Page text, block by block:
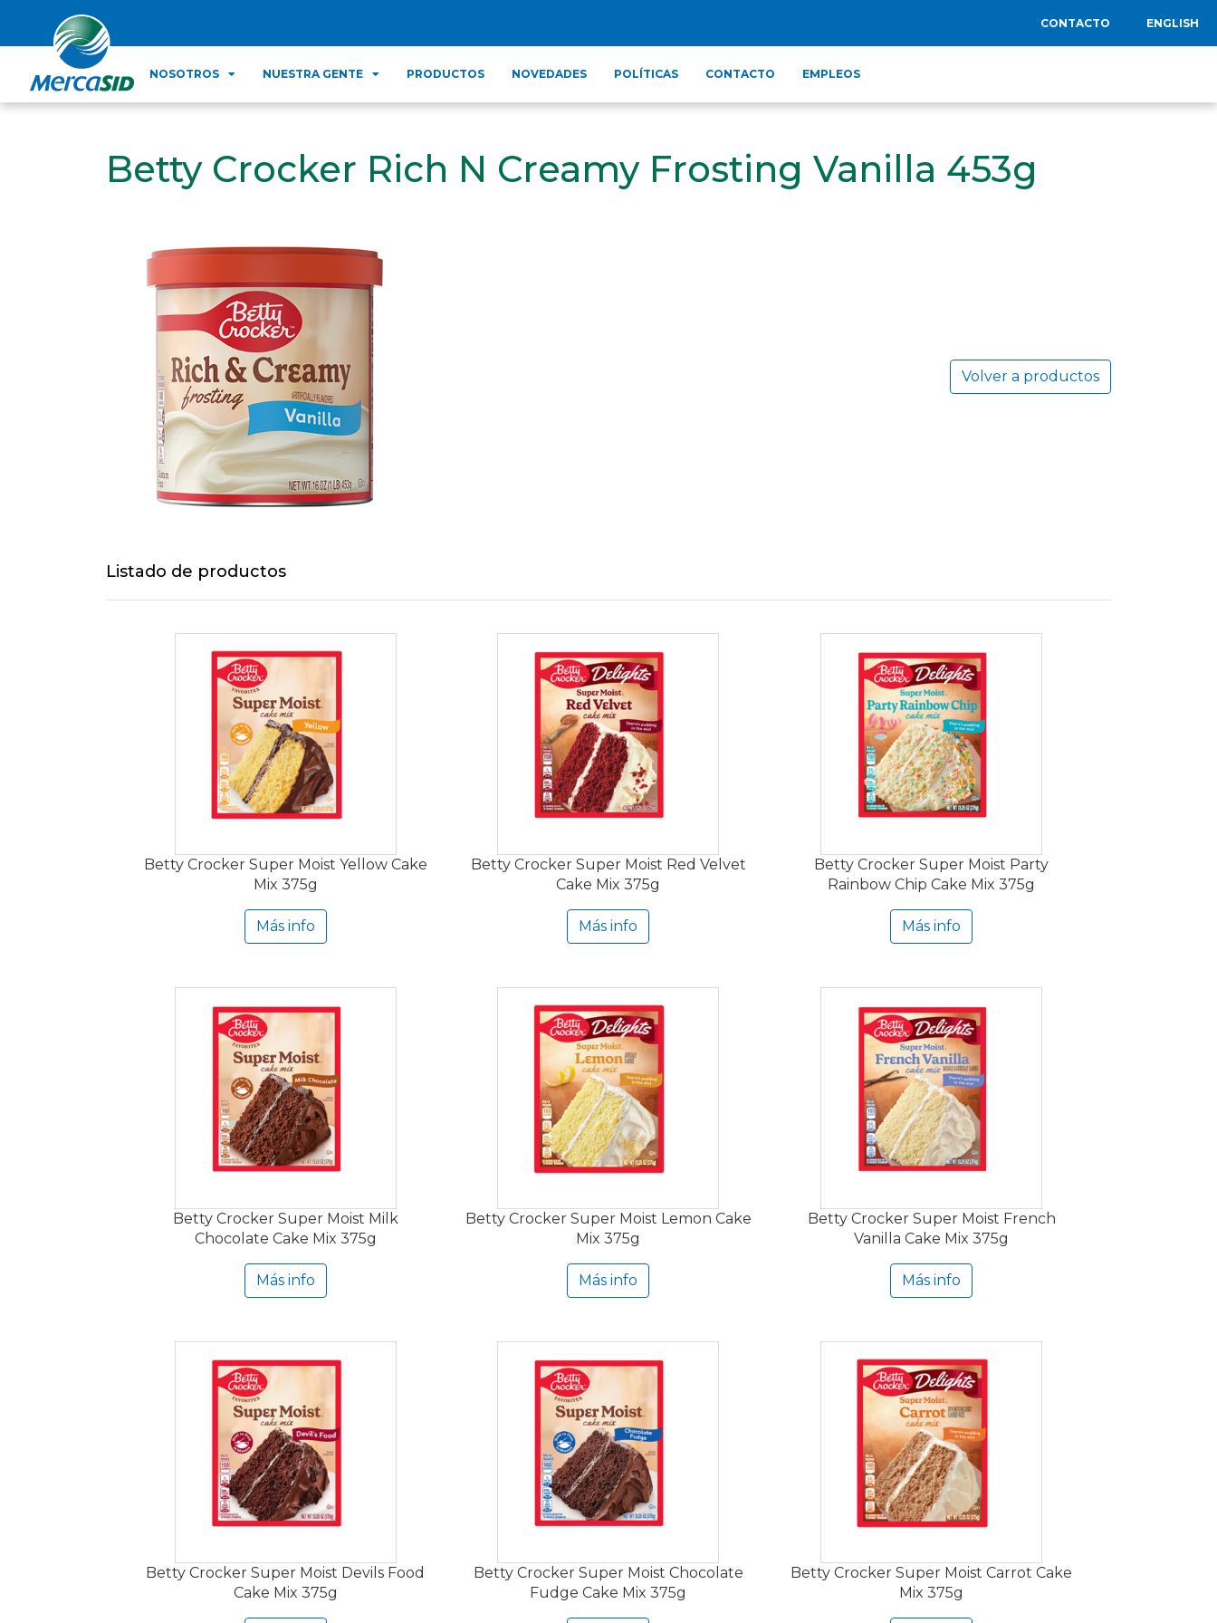
CONTACTO ENGLISH
NOSOTROS NUESTRA GENTE PRODUCTOS NOVEDADES POLÍTICAS CONTACTO EMPLEOS
Betty Crocker Rich N Creamy Frosting Vanilla 453g
Volver a productos
Listado de productos
Betty Crocker Super Moist Yellow Cake
Mix 375g
Más info
Betty Crocker Super Moist Red Velvet
Cake Mix 375g
Más info
Betty Crocker Super Moist Party
Rainbow Chip Cake Mix 375g
Más info
Betty Crocker Super Moist Milk
Chocolate Cake Mix 375g
Más info
Betty Crocker Super Moist Lemon Cake
Mix 375g
Más info
Betty Crocker Super Moist French
Vanilla Cake Mix 375g
Más info
Betty Crocker Super Moist Devils Food
Cake Mix 375g
Betty Crocker Super Moist Chocolate
Fudge Cake Mix 375g
Betty Crocker Super Moist Carrot Cake
Mix 375g